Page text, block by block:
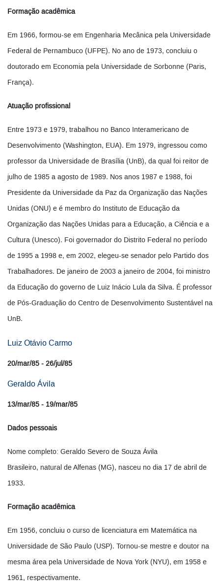
Formação acadêmica
Em 1966, formou-se em Engenharia Mecânica pela Universidade
Federal de Pernambuco (UFPE). No ano de 1973, concluiu o
doutorado em Economia pela Universidade de Sorbonne (Paris,
França).
Atuação profissional
Entre 1973 e 1979, trabalhou no Banco Interamericano de
Desenvolvimento (Washington, EUA). Em 1979, ingressou como
professor da Universidade de Brasília (UnB), da qual foi reitor de
julho de 1985 a agosto de 1989. Nos anos 1987 e 1988, foi
Presidente da Universidade da Paz da Organização das Nações
Unidas (ONU) e é membro do Instituto de Educação da
Organização das Nações Unidas para a Educação, a Ciência e a
Cultura (Unesco). Foi governador do Distrito Federal no período
de 1995 a 1998 e, em 2002, elegeu-se senador pelo Partido dos
Trabalhadores. De janeiro de 2003 a janeiro de 2004, foi ministro
da Educação do governo de Luiz Inácio Lula da Silva. É professor
de Pós-Graduação do Centro de Desenvolvimento Sustentável na
UnB.
Luiz Otávio Carmo
20/mar/85 - 26/jul/85
Geraldo Ávila
13/mar/85 - 19/mar/85
Dados pessoais
Nome completo: Geraldo Severo de Souza Ávila
Brasileiro, natural de Alfenas (MG), nasceu no dia 17 de abril de
1933.
Formação acadêmica
Em 1956, concluiu o curso de licenciatura em Matemática na
Universidade de São Paulo (USP). Tornou-se mestre e doutor na
mesma área pela Universidade de Nova York (NYU), em 1958 e
1961, respectivamente.